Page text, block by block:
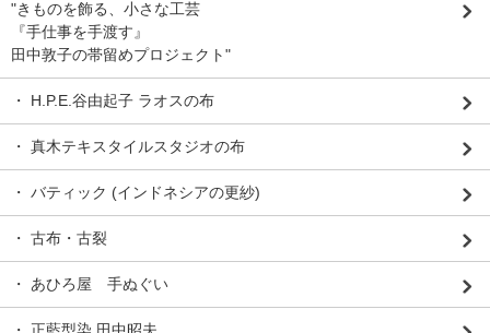
"きものを飾る、小さな工芸
『手仕事を手渡す』
田中敦子の帯留めプロジェクト"
・ H.P.E.谷由起子 ラオスの布
・ 真木テキスタイルスタジオの布
・ バティック (インドネシアの更紗)
・ 古布・古裂
・ あひろ屋 手ぬぐい